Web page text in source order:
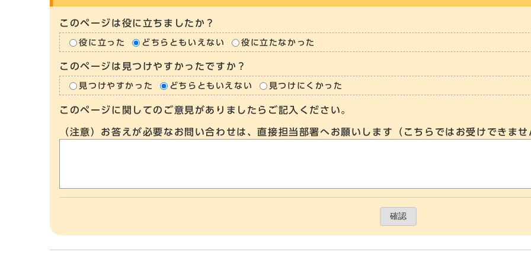
このページは役に立ちましたか？
役に立った どちらともいえない 役に立たなかった
このページは見つけやすかったですか？
見つけやすかった どちらともいえない 見つけにくかった
このページに関してのご意見がありましたらご記入ください。
（注意）お答えが必要なお問い合わせは、直接担当部署へお願いします（こちらではお受けできま
確認